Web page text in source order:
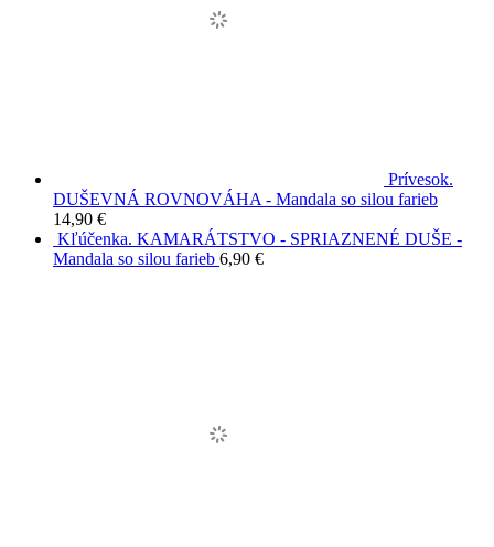
Prívesok.
DUŠEVNÁ ROVNOVÁHA - Mandala so silou farieb
14,90 €
Kľúčenka. KAMARÁTSTVO - SPRIAZNENÉ DUŠE -
Mandala so silou farieb 6,90 €